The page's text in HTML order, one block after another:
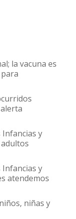
la vacuna es
Infancias y
Infancias y
atendemos
niñas y